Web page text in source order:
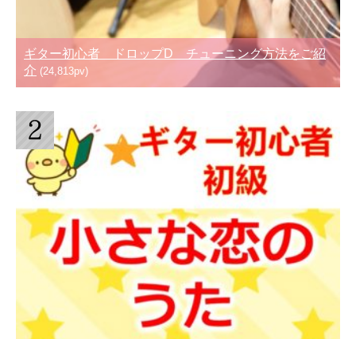
ギター初心者 ドロップD チューニング方法をご紹
介 (24,813pv)